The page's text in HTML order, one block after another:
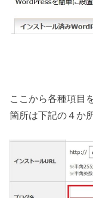
ここから各種項目
箇所は下記の４か